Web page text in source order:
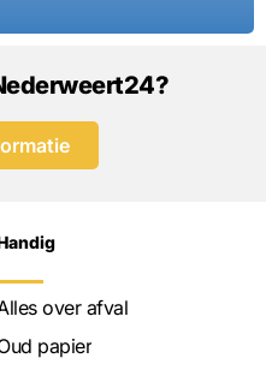
over afval
papier